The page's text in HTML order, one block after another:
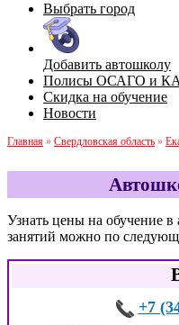
Выбрать город
Добавить автошколу
Полисы ОСАГО и
Скидка на обучение
Новости
Главная » Свердловская область »
Узнать цены на обучение
занятий можно по
+7